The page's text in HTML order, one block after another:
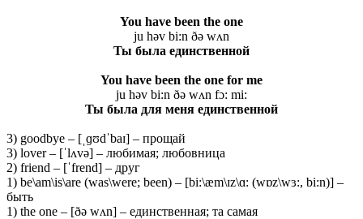
You have been the one
ju həv bi:n ðə wʌn
Ты была единственной
You have been the one for me
ju həv bi:n ðə wʌn fɔ: mi:
Ты была для меня единственной
3) goodbye – [ˌɡʊdˈbaɪ] – прощай
3) lover – [ˈlʌvə] – любимая; любовница
2) friend – [ˈfrend] – друг
1) be\am\is\are (was\were; been) – [bi:\æm\ɪz\ɑ: (wɒz\wɜ:, bi:n)] –
быть
1) the one – [ðə wʌn] – единственная; та самая